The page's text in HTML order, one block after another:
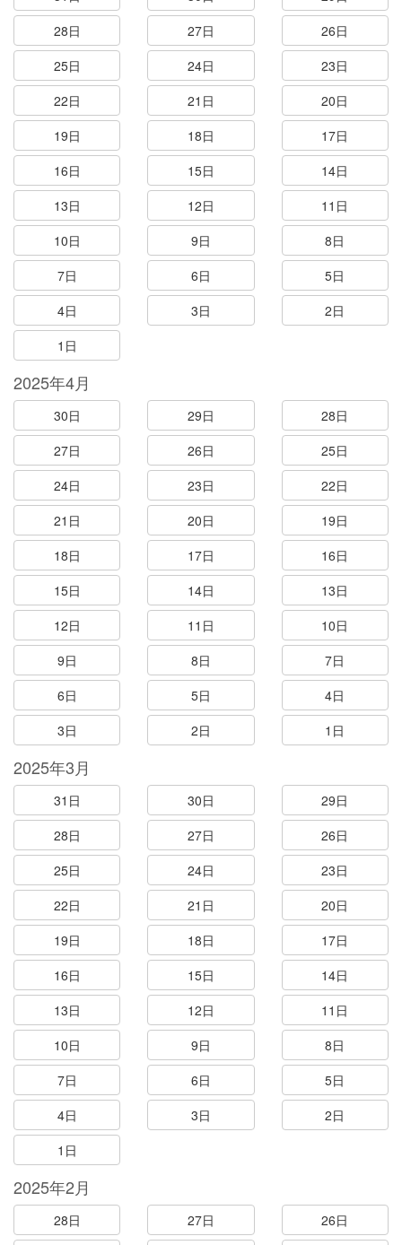
28日
27日
26日
25日
24日
23日
22日
21日
20日
19日
18日
17日
16日
15日
14日
13日
12日
11日
10日
9日
8日
7日
6日
5日
4日
3日
2日
1日
2025年4月
30日 29日
28日
27日
26日
25日
24日
23日
22日
21日
20日
19日
18日
17日
16日
15日
14日
13日
12日
11日
10日
9日
8日
7日
6日
5日
4日
3日
2日 1日
2025年3月
31日 30日
29日
28日
27日
26日
25日
24日
23日
22日
21日
20日
19日
18日
17日
16日
15日
14日
13日
12日
11日
10日
9日
8日
7日
6日
5日
4日
3日
2日
1日
2025年2月
28日 27日
26日